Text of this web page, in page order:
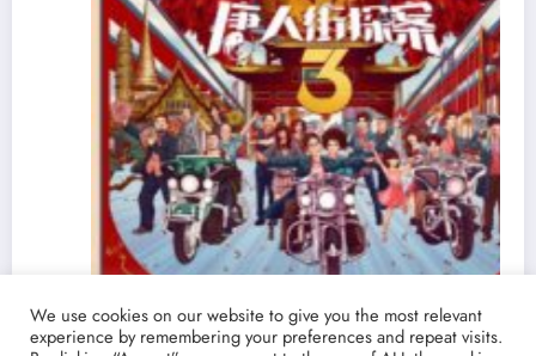
Ver y Descargar ‘Detective Chinatown 3’ |
We use cookies on our website to give you the most relevant
experience by remembering your preferences and repeat visits.